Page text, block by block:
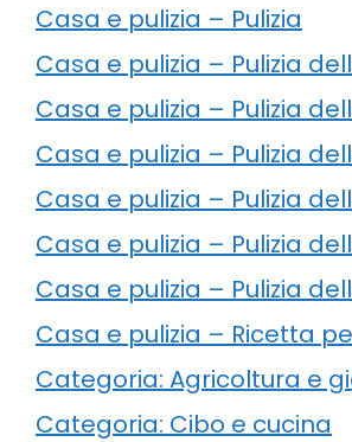
Casa e pulizia – Pulizia
Casa e pulizia – Pulizia
Casa e pulizia – Pulizia
Casa e pulizia – Pulizia
Casa e pulizia – Pulizia
Casa e pulizia – Pulizia
Casa e pulizia – Pulizia
Casa e pulizia – Ricetta
Categoria: Agricoltura e
Categoria: Cibo e cucina